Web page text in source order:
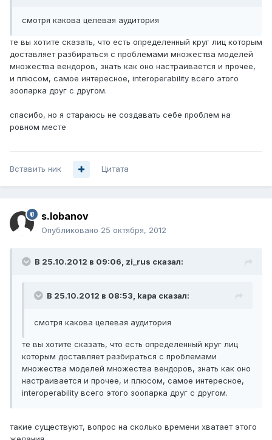
смотря какова целевая аудитория
те вы хотите сказать, что есть определенный круг лиц которым
доставляет разбираться с проблемами множества моделей
множества вендоров, знать как оно настраивается и прочее,
и плюсом, самое интересное, interoperability всего этого
зоопарка друг с другом.
спасибо, но я стараюсь не создавать себе проблем на
ровном месте
Вставить ник Цитата
s.lobanov
Опубликовано 25 октября, 2012
В 25.10.2012 в 09:06, zi_rus сказал:
В 25.10.2012 в 08:53, kapa сказал:
смотря какова целевая аудитория
те вы хотите сказать, что есть определенный круг лиц
которым доставляет разбираться с проблемами
множества моделей множества вендоров, знать как оно
настраивается и прочее, и плюсом, самое интересное,
interoperability всего этого зоопарка друг с другом.
такие существуют, вопрос на сколько времени хватает этого